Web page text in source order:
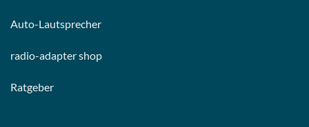
Auto-Lautsprecher
radio-adapter shop
Ratgeber